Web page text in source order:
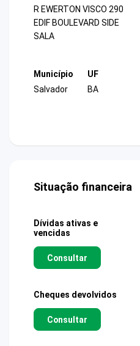
R EWERTON VISCO 290
EDIF BOULEVARD SIDE
SALA
Município
Salvador
UF
BA
Situação financeira
Dívidas ativas e
vencidas
Consultar
Cheques devolvidos
Consultar